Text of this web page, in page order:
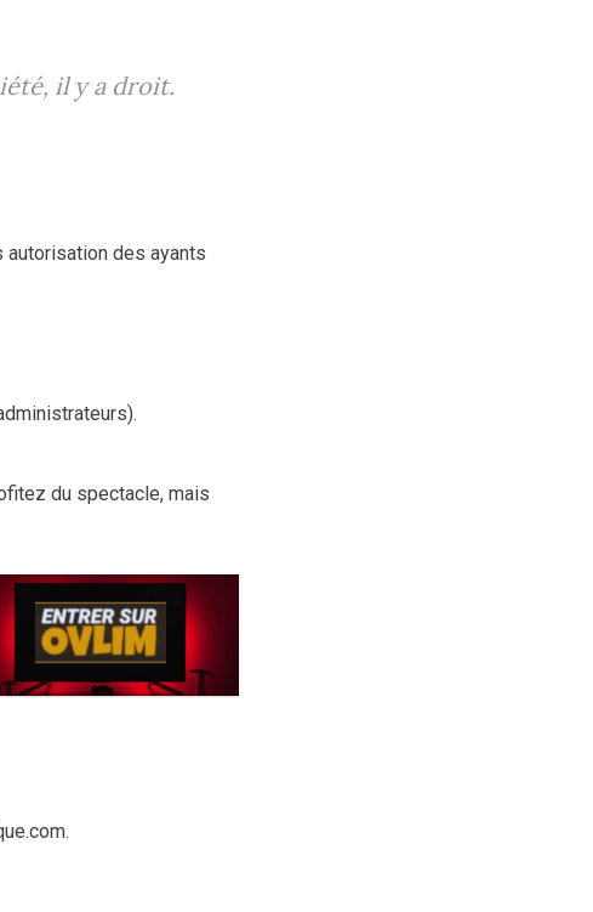
il y a droit.
des ayants
du spectacle, mais